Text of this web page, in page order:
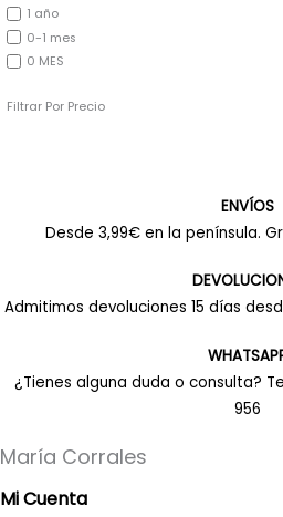
1 año
0-1 mes
0 MES
Filtrar Por Precio
ENVÍOS
Desde 3,99€ en la península.
Admitimos devoluciones 15 días
¿Tienes alguna duda o consulta?
956
María Corrales
Mi Cuenta